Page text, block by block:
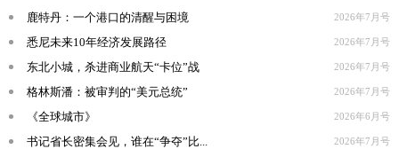
鹿特丹：一个港口的清醒与困境 2026年7月号
悉尼未来10年经济发展路径 2026年7月号
东北小城，杀进商业航天“卡位”战 2026年7月号
格林斯潘：被审判的“美元总统” 2026年7月号
《全球城市》 2026年6月号
书记省长密集会见，谁在“争夺”比... 2026年7月号